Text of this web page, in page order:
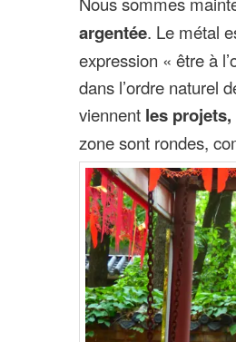
argentée. Le métal
expression « être à
dans l’ordre naturel
viennent les projets,
zone sont rondes,